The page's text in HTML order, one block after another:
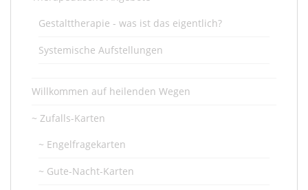
Gestalttherapie - was ist das eigentlich?
Systemische Aufstellungen
Willkommen auf heilenden Wegen
~ Zufalls-Karten
~ Engelfragekarten
~ Gute-Nacht-Karten